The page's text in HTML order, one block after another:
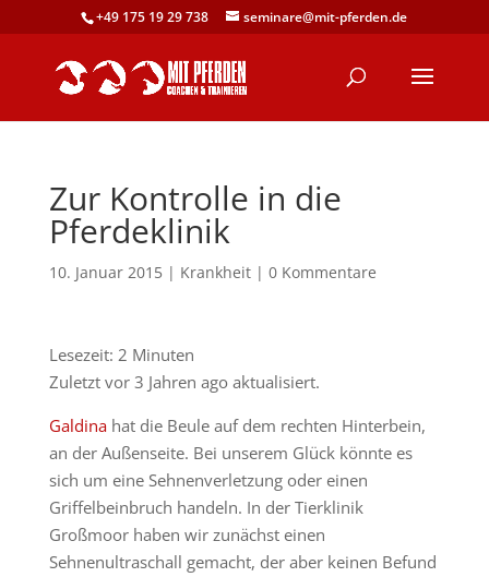
+49 175 19 29 738 seminare@mit-pferden.de
Zur Kontrolle in die
Pferdeklinik
10. Januar 2015| Krankheit| 0 Kommentare
Lesezeit: 2 Minuten
Zuletzt vor 3 Jahren ago aktualisiert.
Galdinahat die Beule auf dem rechten Hinterbein,
an der Außenseite. Bei unserem Glück könnte es
sich um eine Sehnenverletzung oder einen
Griffelbeinbruch handeln. In der Tierklinik
Großmoor haben wir zunächst einen
Sehnenultraschall gemacht, der aber keinen Befund